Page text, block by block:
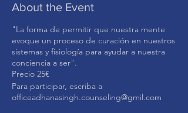
About the Event
"La forma de permitir que nuestra mente
evoque un proceso de curación en nuestros
sistemas y fisiología para ayudar a nuestra
conciencia a ser".
Precio 25€
Para participar, escriba a
officeadhanasingh.counseling@gmil.com